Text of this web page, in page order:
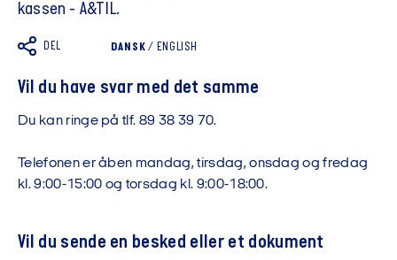
kassen - A&TIL.
DEL DANSK / ENGLISH
Vil du have svar med det samme
Du kan ringe på tlf. 89 38 39 70.
Telefonen er åben mandag, tirsdag, onsdag og fredag
kl. 9:00-15:00 og torsdag kl. 9:00-18:00.
Vil du sende en besked eller et dokument